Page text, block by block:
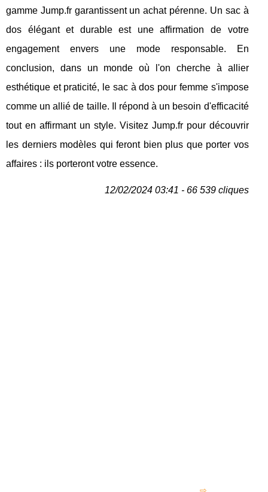
gamme Jump.fr garantissent un achat pérenne. Un sac à
dos élégant et durable est une affirmation de votre
engagement envers une mode responsable. En
conclusion, dans un monde où l'on cherche à allier
esthétique et praticité, le sac à dos pour femme s'impose
comme un allié de taille. Il répond à un besoin d'efficacité
tout en affirmant un style. Visitez Jump.fr pour découvrir
les derniers modèles qui feront bien plus que porter vos
affaires : ils porteront votre essence.
12/02/2024 03:41 - 66 539 cliques